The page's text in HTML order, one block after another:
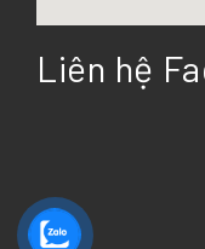
Liên hệ